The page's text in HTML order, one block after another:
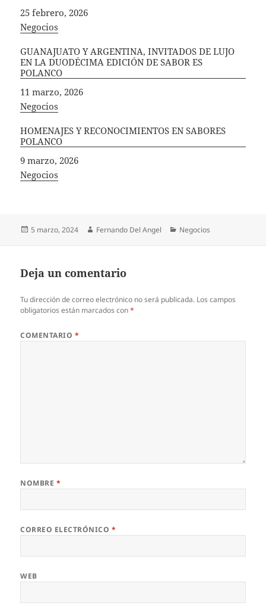
Fecha
25 febrero, 2026
In relation to
Negocios
GUANAJUATO Y ARGENTINA, INVITADOS DE LUJO
EN LA DUODÉCIMA EDICIÓN DE SABOR ES
POLANCO
Fecha
11 marzo, 2026
In relation to
Negocios
HOMENAJES Y RECONOCIMIENTOS EN SABORES
POLANCO
Fecha
9 marzo, 2026
In relation to
Negocios
Publicado
5 marzo, 2024 Autor
Fernando Del Angel Categorías
Negocios
Deja un comentario
Tu dirección de correo electrónico no será publicada. Los campos
obligatorios están marcados con*
COMENTARIO *
NOMBRE *
CORREO ELECTRÓNICO *
WEB